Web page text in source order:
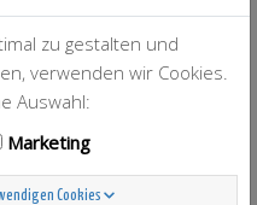
zu gestalten und
verwenden wir Cookies.
Auswahl:
Marketing
Cookies